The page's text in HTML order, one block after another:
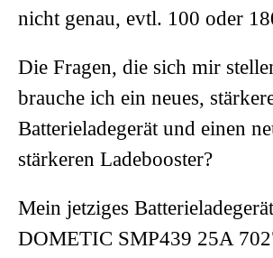
nicht genau, evtl. 100 oder
Die Fragen, die sich mir
brauche ich ein neues,
Batterieladegerät und einen
stärkeren Ladebooster?
Mein jetziges
DOMETIC SMP439 25A